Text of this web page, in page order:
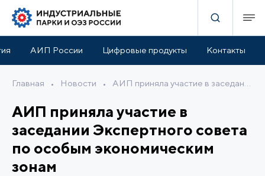
АИП России Цифровые продукты Контакты
Главная • Новости •
АИП приняла участие в
заседании Экспертного совета
по особым экономическим
зонам